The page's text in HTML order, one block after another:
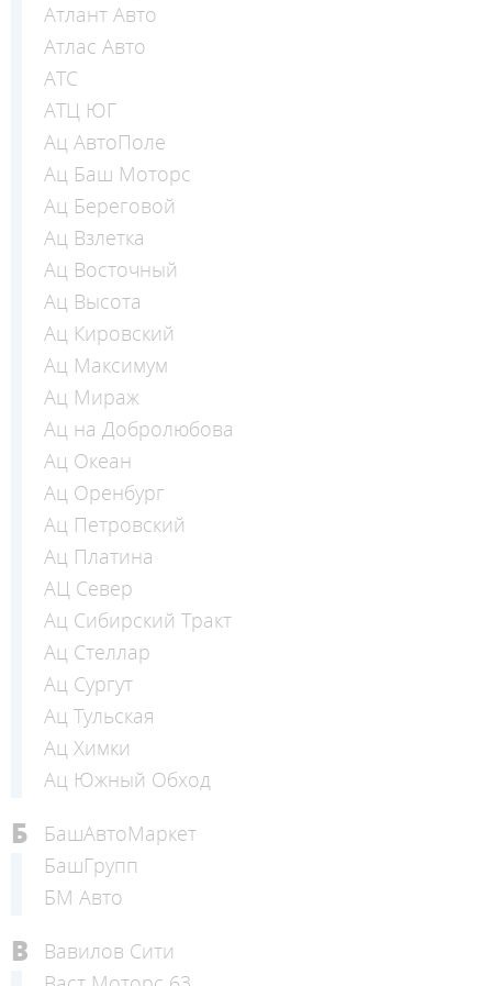
Атлант Авто
Атлас Авто
АТС
АТЦ ЮГ
Ац АвтоПоле
Ац Баш Моторс
Ац Береговой
Ац Взлетка
Ац Восточный
Ац Высота
Ац Кировский
Ац Максимум
Ац Мираж
Ац на Добролюбова
Ац Океан
Ац Оренбург
Ац Петровский
Ац Платина
АЦ Север
Ац Сибирский Тракт
Ац Стеллар
Ац Сургут
Ац Тульская
Ац Химки
Ац Южный Обход
Б
БашАвтоМаркет
БашГрупп
БМ Авто
В
Вавилов Сити